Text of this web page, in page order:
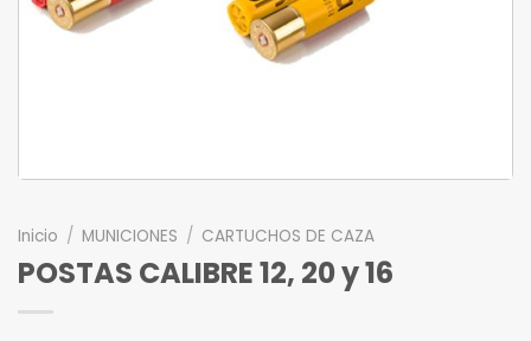
Inicio / MUNICIONES / CARTUCHOS DE CAZA
POSTAS CALIBRE 12, 20 y 16